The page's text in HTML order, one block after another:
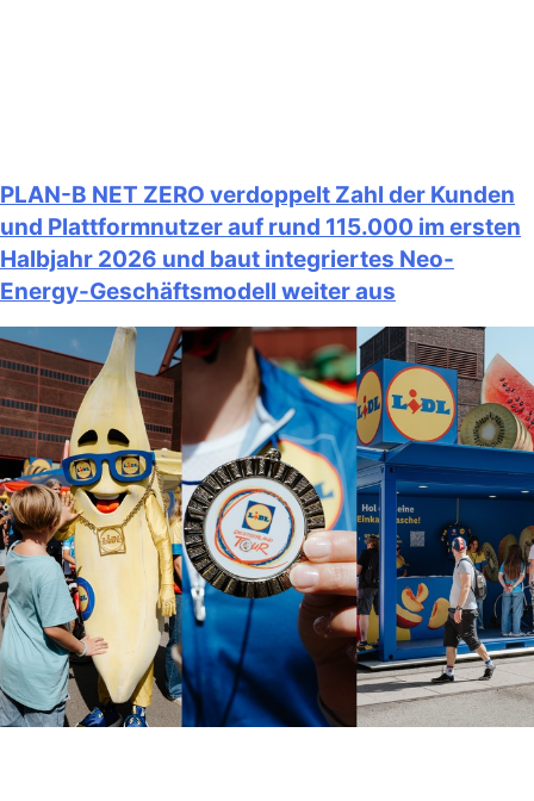
PLAN-B NET ZERO verdoppelt Zahl der Kunden
und Plattformnutzer auf rund 115.000 im ersten
Halbjahr 2026 und baut integriertes Neo-
Energy-Geschäftsmodell weiter aus